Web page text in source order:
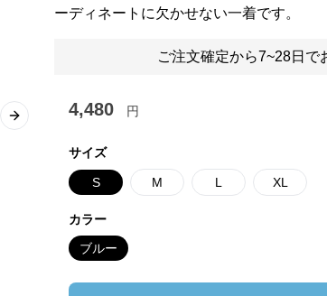
Next slide
ーディネートに欠かせない一着です。
ご注文確定から7~28日で
4,480 円
サイズ
S M L XL
カラー
ブルー